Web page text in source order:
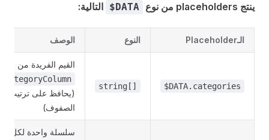
ينتج placeholders من نوع $DATA التالية:
الـPlaceholder النوع الوصف
$DATA.categories
string[]
القيم الفريدة من
categoryColumn
(يحافظ على ترتيب
الصفوف)
سلسلة واحدة لكل